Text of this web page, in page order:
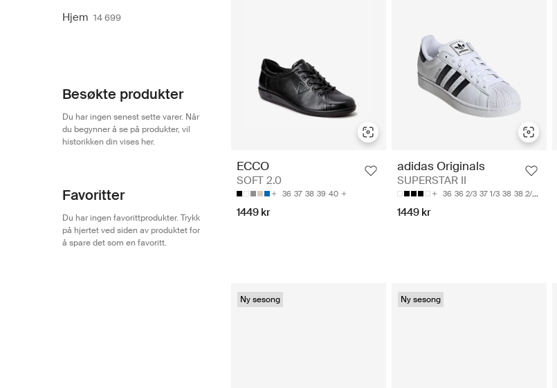
Hjem 14 699
Besøkte produkter
Du har ingen senest sette varer. Når
du begynner å se på produkter, vil
historikken din vises her.
Favoritter
Du har ingen favorittprodukter. Trykk
på hjertet ved siden av produktet for
å spare det som en favoritt.
ECCO
SOFT 2.0
36 37 38 39 40
1449 kr
adidas Originals
SUPERSTAR II
36 36 2/3 37 1/3 38 38 2/3
1449 kr
Ny sesong Ny sesong